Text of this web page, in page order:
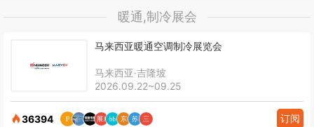
暖通,制冷展会
马来西亚暖通空调制冷展览会
马来西亚·吉隆坡
2026.09.22~09.25
36394 订阅